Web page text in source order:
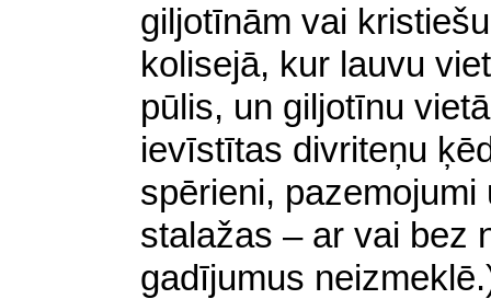
giljotīnām vai
kolisejā, kur lauvu
pūlis, un giljotīnu
ievīstītas divriteņu
spērieni,
stalažas – ar vai bez
gadījumus